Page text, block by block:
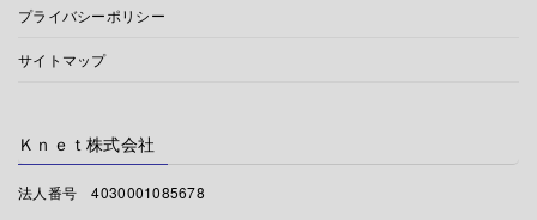
プライバシーポリシー
サイトマップ
Ｋｎｅｔ株式会社
法人番号 4030001085678